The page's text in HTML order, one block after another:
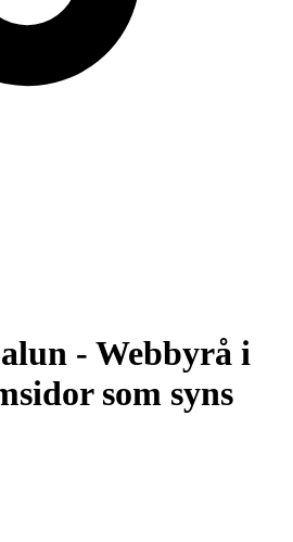
- Webbyrå i
som syns